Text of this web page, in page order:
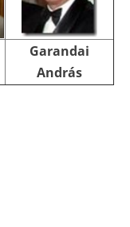
Garandai
András